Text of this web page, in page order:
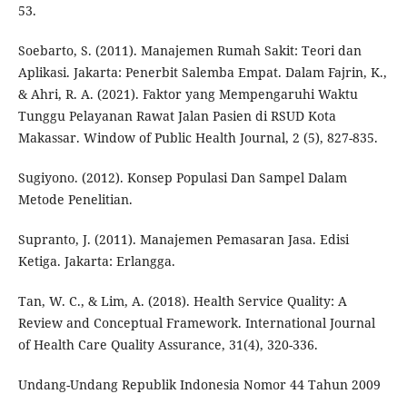
53.
Soebarto, S. (2011). Manajemen Rumah Sakit: Teori dan
Aplikasi. Jakarta: Penerbit Salemba Empat. Dalam Fajrin, K.,
& Ahri, R. A. (2021). Faktor yang Mempengaruhi Waktu
Tunggu Pelayanan Rawat Jalan Pasien di RSUD Kota
Makassar. Window of Public Health Journal, 2 (5), 827-835.
Sugiyono. (2012). Konsep Populasi Dan Sampel Dalam
Metode Penelitian.
Supranto, J. (2011). Manajemen Pemasaran Jasa. Edisi
Ketiga. Jakarta: Erlangga.
Tan, W. C., & Lim, A. (2018). Health Service Quality: A
Review and Conceptual Framework. International Journal
of Health Care Quality Assurance, 31(4), 320-336.
Undang-Undang Republik Indonesia Nomor 44 Tahun 2009